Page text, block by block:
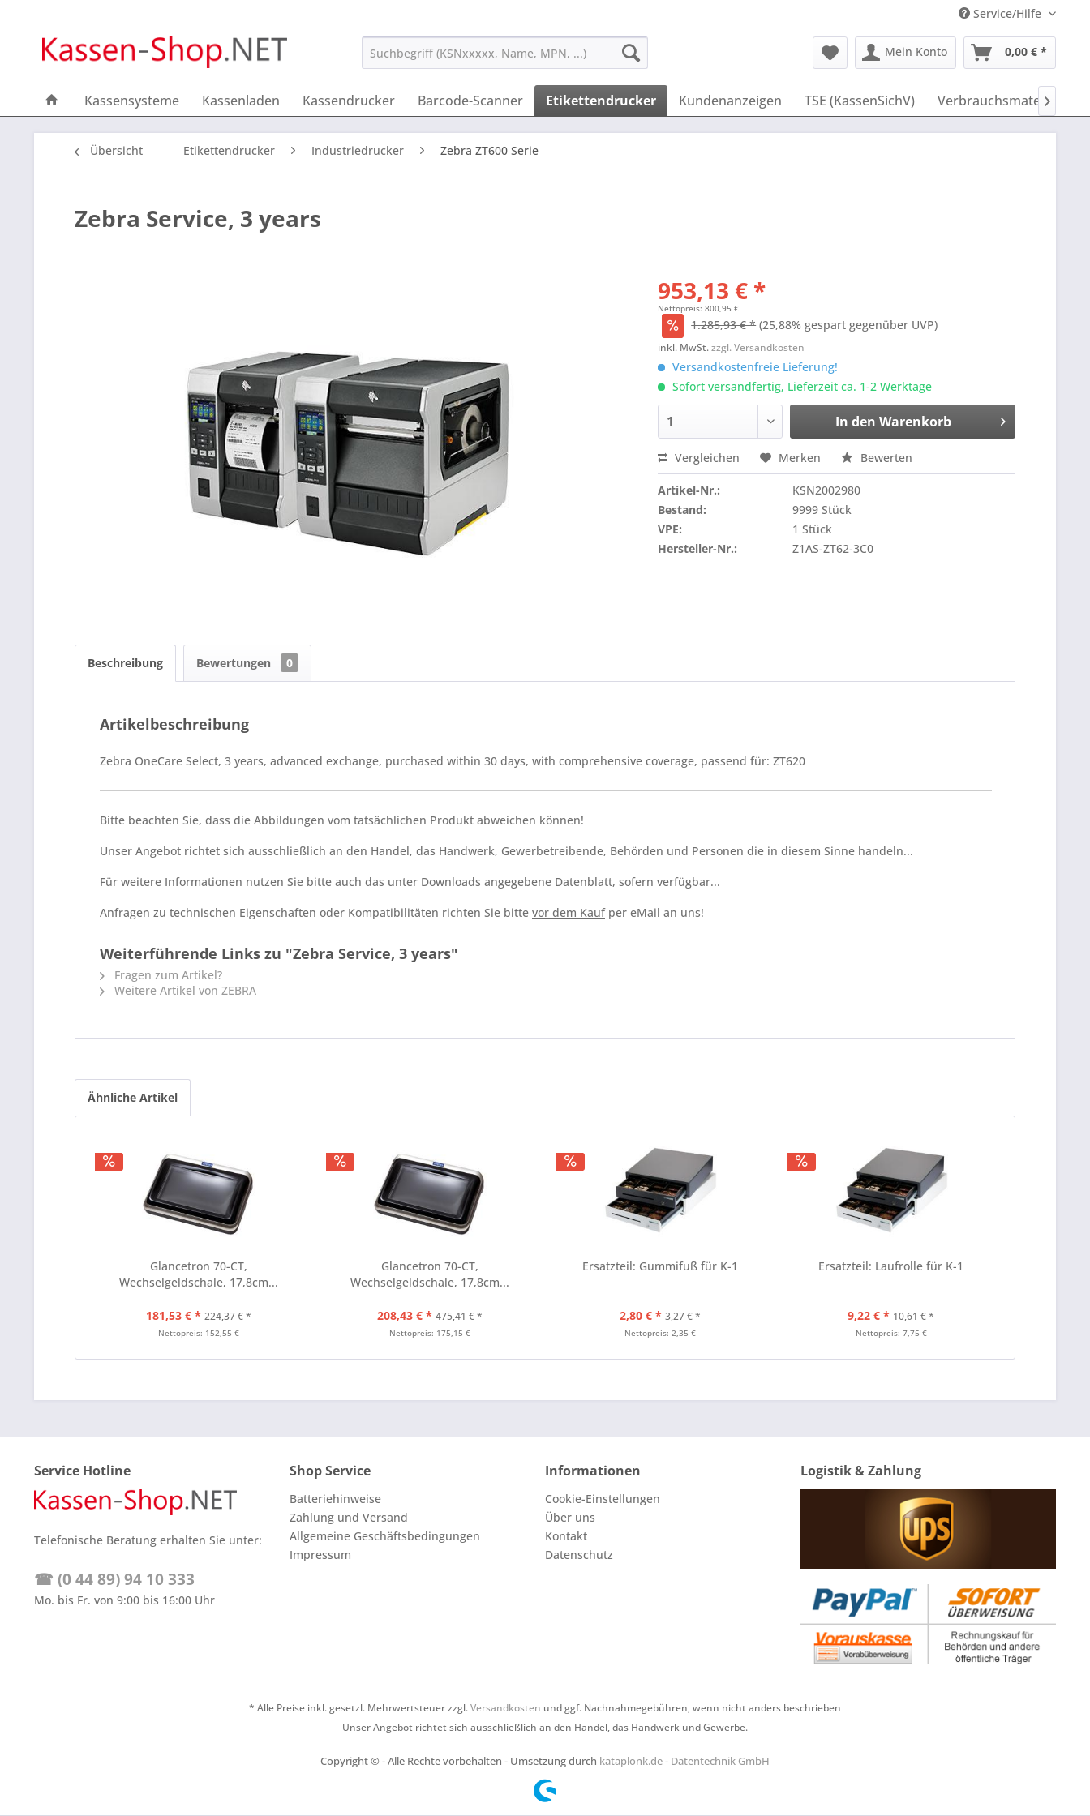
Service/Hilfe
Mein Konto 0,00 € *
Kassensysteme Kassenladen Kassendrucker Barcode-Scanner Etikettendrucker Kundenanzeigen TSE (KassenSichV) Verbrauchsmaterial

Übersicht Etikettendrucker Industriedrucker Zebra ZT600 Serie
Zebra Service, 3 years
953,13 € *
Nettopreis: 800,95 €
1.285,93 € * (25,88% gespart gegenüber UVP)
inkl. MwSt.zzgl. Versandkosten
Versandkostenfreie Lieferung!
Sofort versandfertig, Lieferzeit ca. 1-2 Werktage
In den Warenkorb
Vergleichen Merken Bewerten
Artikel-Nr.:
KSN2002980
Bestand:
9999 Stück
VPE:
1 Stück
Hersteller-Nr.:
Z1AS-ZT62-3C0
Beschreibung Bewertungen 0
Artikelbeschreibung
Zebra OneCare Select, 3 years, advanced exchange, purchased within 30 days, with comprehensive coverage, passend für: ZT620
Bitte beachten Sie, dass die Abbildungen vom tatsächlichen Produkt abweichen können!
Unser Angebot richtet sich ausschließlich an den Handel, das Handwerk, Gewerbetreibende, Behörden und Personen die in diesem Sinne handeln...
Für weitere Informationen nutzen Sie bitte auch das unter Downloads angegebene Datenblatt, sofern verfügbar...
Anfragen zu technischen Eigenschaften oder Kompatibilitäten richten Sie bitte vor dem Kaufper eMail an uns!
Weiterführende Links zu "Zebra Service, 3 years"
Fragen zum Artikel?
Weitere Artikel von ZEBRA
Ähnliche Artikel
Glancetron 70-CT,
Wechselgeldschale, 17,8cm...
181,53 € * 224,37 € *
Nettopreis: 152,55 €
Glancetron 70-CT,
Wechselgeldschale, 17,8cm...
208,43 € * 475,41 € *
Nettopreis: 175,15 €
Ersatzteil: Gummifuß für K-1
2,80 € * 3,27 € *
Nettopreis: 2,35 €
Ersatzteil: Laufrolle für K-1
9,22 € * 10,61 € *
Nettopreis: 7,75 €
Service Hotline
Telefonische Beratung erhalten Sie unter:
☎ (0 44 89) 94 10 333
Mo. bis Fr. von 9:00 bis 16:00 Uhr
Shop Service
Batteriehinweise
Zahlung und Versand
Allgemeine Geschäftsbedingungen
Impressum
Informationen
Cookie-Einstellungen
Über uns
Kontakt
Datenschutz
Logistik & Zahlung
* Alle Preise inkl. gesetzl. Mehrwertsteuer zzgl.Versandkosten und ggf. Nachnahmegebühren, wenn nicht anders beschrieben
Unser Angebot richtet sich ausschließlich an den Handel, das Handwerk und Gewerbe.
Copyright © - Alle Rechte vorbehalten - Umsetzung durch kataplonk.de - Datentechnik GmbH